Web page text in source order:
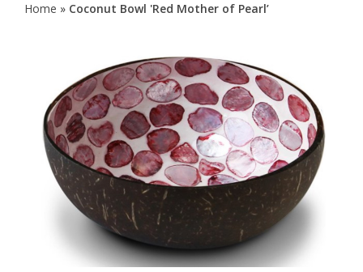
Home » Coconut Bowl 'Red Mother of Pearl’